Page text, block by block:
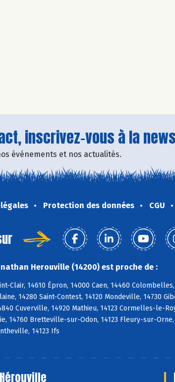
inscrivez-vous à la
événements et nos actualités.
Protection des données CGU
Herouville (14200) est proche de :
Clair, 14610 Épron, 14000 Caen, 14460
14280 Saint-Contest, 14120 Mondeville, 14730
Cuverville, 14920 Mathieu, 14123 Cormelles-le-
14760 Bretteville-sur-Odon, 14123 Fleury-sur-
14123 Ifs